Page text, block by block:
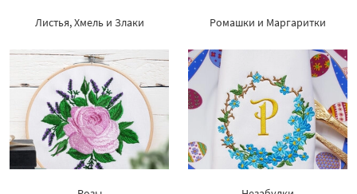
Листья, Хмель и Злаки Ромашки и Маргаритки